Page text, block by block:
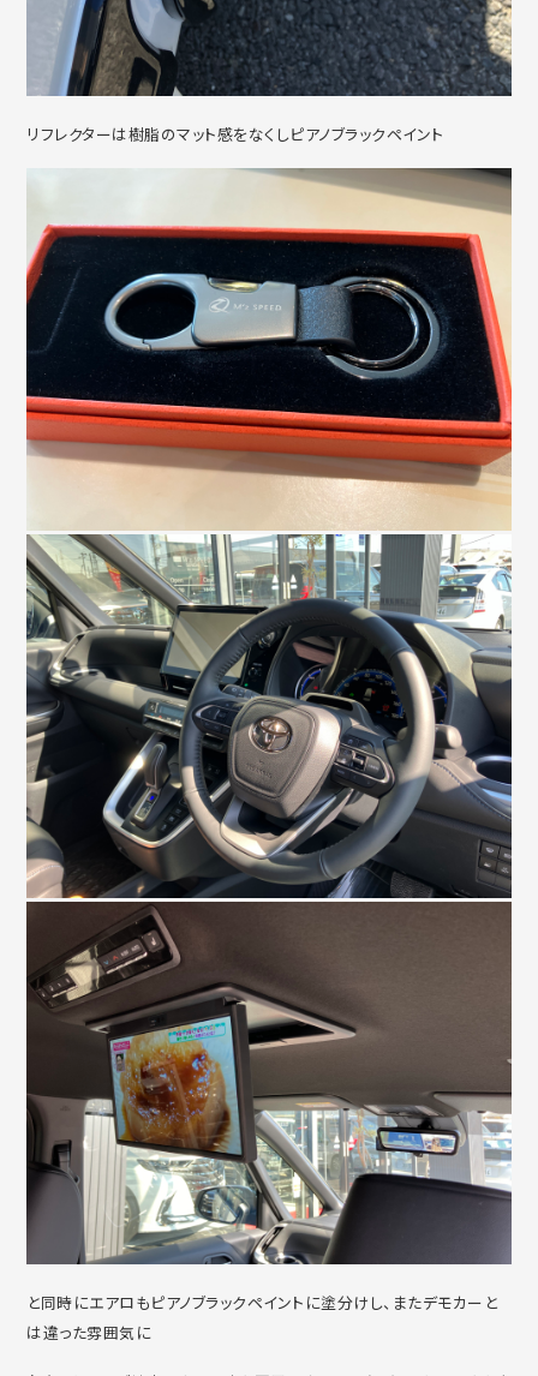
リフレクターは樹脂のマット感をなくしピアノブラックペイント
と同時にエアロもピアノブラックペイントに塗分けし、またデモカーと
は違った雰囲気に